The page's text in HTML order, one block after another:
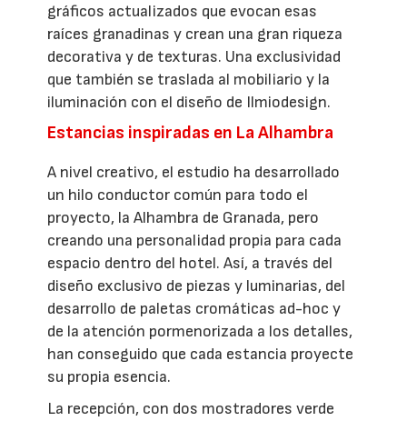
gráficos actualizados que evocan esas
raíces granadinas y crean una gran riqueza
decorativa y de texturas. Una exclusividad
que también se traslada al mobiliario y la
iluminación con el diseño de Ilmiodesign.
Estancias inspiradas en La Alhambra
A nivel creativo, el estudio ha desarrollado
un hilo conductor común para todo el
proyecto, la Alhambra de Granada, pero
creando una personalidad propia para cada
espacio dentro del hotel. Así, a través del
diseño exclusivo de piezas y luminarias, del
desarrollo de paletas cromáticas ad-hoc y
de la atención pormenorizada a los detalles,
han conseguido que cada estancia proyecte
su propia esencia.
La recepción, con dos mostradores verde